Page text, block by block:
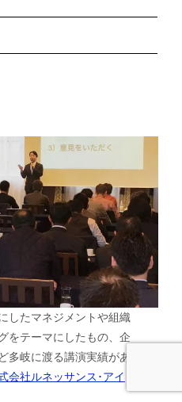
したマネジメントや組織
をテーマにしたもの、企
多岐に渡る講演実績があ
会社ルネッサンス･アイ